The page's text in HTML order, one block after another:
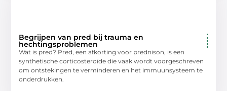
Begrijpen van pred bij trauma en
hechtingsproblemen
Wat is pred? Pred, een afkorting voor prednison, is een
synthetische corticosteroïde die vaak wordt voorgeschreven
om ontstekingen te verminderen en het immuunsysteem te
onderdrukken.